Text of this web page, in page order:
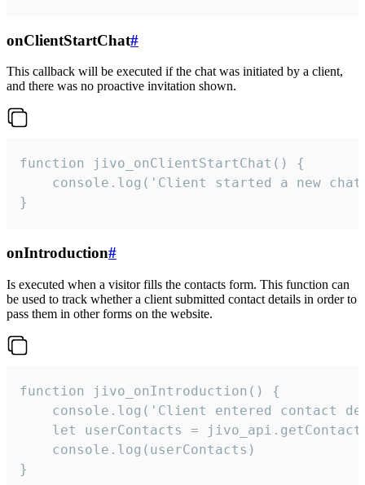
onClientStartChat#
This callback will be executed if the chat was initiated by a client,
and there was no proactive invitation shown.
function jivo_onClientStartChat() {
console.log('Client started a new
}
onIntroduction#
Is executed when a visitor fills the contacts form. This function can
be used to track whether a client submitted contact details in order to
pass them in other forms on the website.
function jivo_onIntroduction() {
console.log('Client entered contact
let userContacts =
    console.log(userContacts)
}